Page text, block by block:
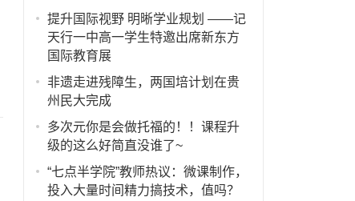
提升国际视野 明晰学业规划 ——记
天行一中高一学生特邀出席新东方
国际教育展
非遗走进残障生，两国培计划在贵
州民大完成
多次元你是会做托福的！！课程升
级的这么好简直没谁了~
“七点半学院”教师热议：微课制作，
投入大量时间精力搞技术，值吗？